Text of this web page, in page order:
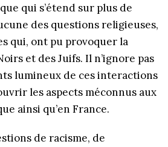
qui s’étend sur plus de
des questions religieuses,
qui, ont pu provoquer la
et des Juifs. Il n’ignore pas
lumineux de ces interactions
les aspects méconnus aux
ainsi qu’en France.
de racisme, de